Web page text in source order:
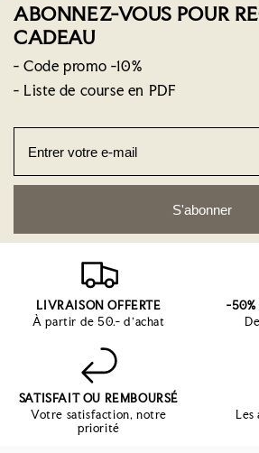
ABONNEZ-VOUS POUR
CADEAU
- Code promo -10%
- Liste de course en PDF
S'abonner
LIVRAISON OFFERTE
À partir de 50.- d'achat
-50%
SATISFAIT OU REMBOURSÉ
Votre satisfaction, notre
priorité
Les